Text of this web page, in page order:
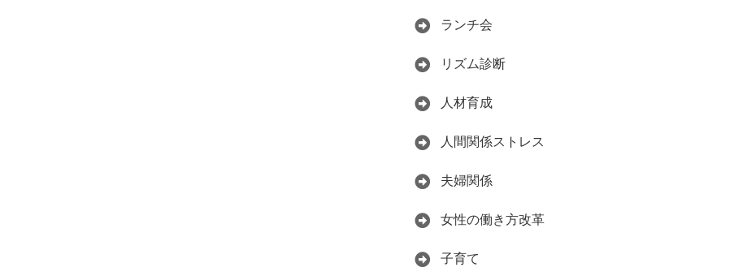
ランチ会
リズム診断
人材育成
人間関係ストレス
夫婦関係
女性の働き方改革
子育て